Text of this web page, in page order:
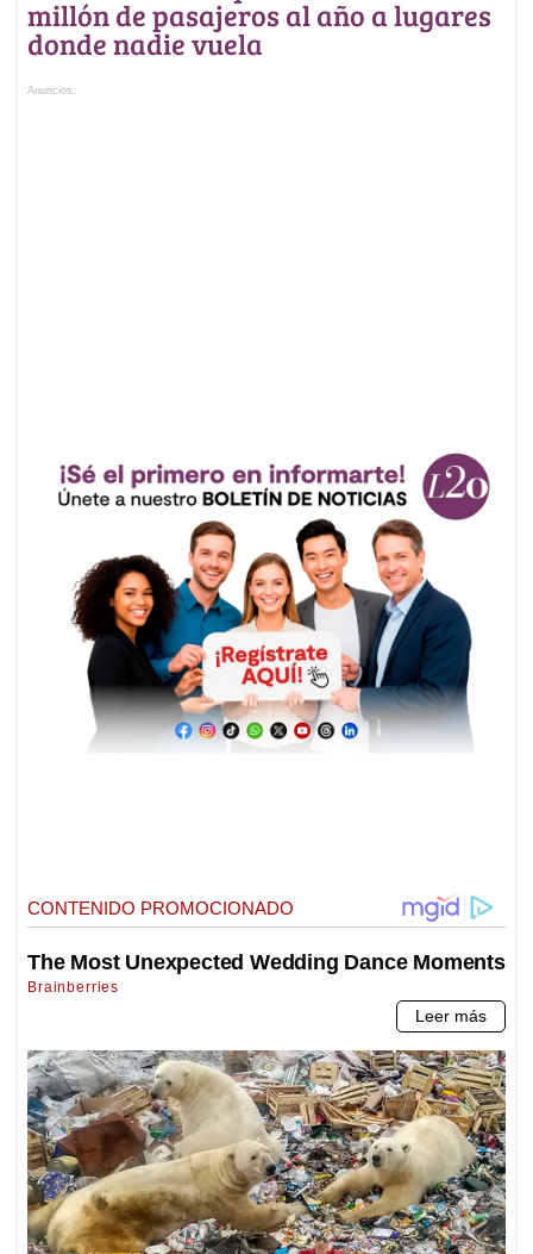
millón de pasajeros al año a lugares
donde nadie vuela
Anuncios.